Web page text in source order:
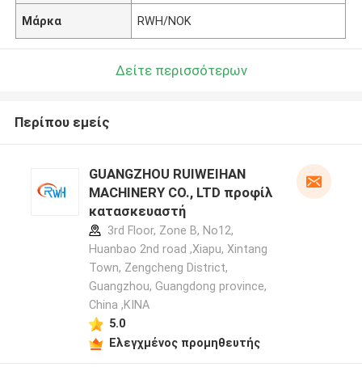
Μάρκα RWH/NOK
Δείτε περισσότερων
Περίπου εμείς
GUANGZHOU RUIWEIHAN
MACHINERY CO., LTD προφίλ
κατασκευαστή
3rd Floor, Zone B, No12,
Huanbao 2nd road ,Xiapu, Xintang
Town, Zengcheng District,
Guangzhou, Guangdong province,
China ,ΚΙΝΑ
5.0
Ελεγχμένος προμηθευτής